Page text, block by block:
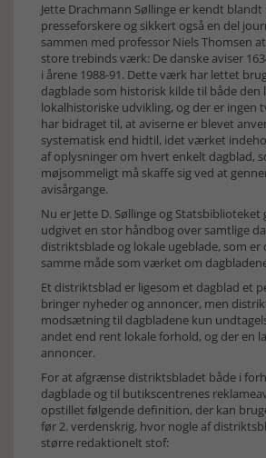
Jette Drachmann Søllinge er kendt
presseforskere og sikkert også en del
sammen med professor Niels Thomsen
store trebinds værk: De danske aviser
i årene 1988-91. Dette værk har lettet
dag­blade som historisk kilde til både den
lokalhistoriske udvikling, og der er in­gen
har bidraget til, at aviserne er blevet
systematisk end hidtil, idet værket
af oplysninger om hvert enkelt dagblad,
møj­sommeligt må skaffe sig ved at
avisårgange.
Nu er Jette D. Søllinge og
udgivet en stor håndbog over samtlige
distriktsblade og lokale ugeblade, som er
samme måde som værket om
Et distriktsblad er ligesom et dagblad et
bringer nyheder og annoncer, men
modsætning til dagbladene kun
andet end rent lokale forhold, og der en
annoncer.
For at afgrænse distriktsbladet både i
dagblade og til butikscentrenes
opstillet følgende definition, der kan
før 2. verdenskrig, hvor nogle af
større redaktionelt stof: